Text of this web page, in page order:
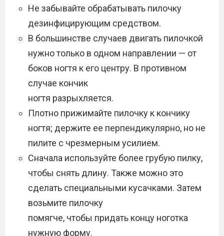
Не забывайте обрабатывать пилочку
дезинфицирующим средством.
В большинстве случаев двигать пилочкой
нужно только в одном направлении — от
боков ногтя к его центру. В противном
случае кончик
ногтя разрыхляется.
Плотно прижимайте пилочку к кончику
ногтя; держите ее перпендикулярно, но не
пилите с чрезмерным усилием.
Сначала используйте более грубую пилку,
чтобы снять длину. Также можно это
сделать специальными кусачками. Затем
возьмите пилочку
помягче, чтобы придать концу ноготка
нужную форму.